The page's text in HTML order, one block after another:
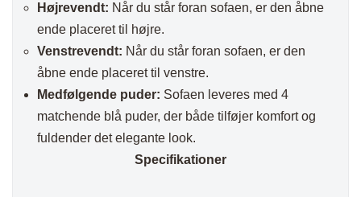
Højrevendt: Når du står foran sofaen, er den åbne
ende placeret til højre.
Venstrevendt: Når du står foran sofaen, er den
åbne ende placeret til venstre.
Medfølgende puder: Sofaen leveres med 4
matchende blå puder, der både tilføjer komfort og
fuldender det elegante look.
Specifikationer